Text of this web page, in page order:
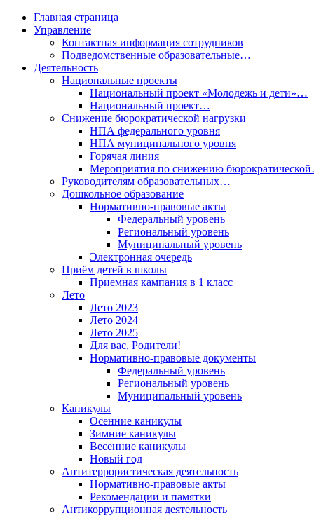
Главная страница
Управление
Контактная информация сотрудников
Подведомственные образовательные…
Деятельность
Национальные проекты
Национальный проект «Молодежь и дети»…
Национальный проект…
Снижение бюрократической нагрузки
НПА федерального уровня
НПА муниципального уровня
Горячая линия
Мероприятия по снижению
Руководителям образовательных…
Дошкольное образование
Нормативно-правовые акты
Федеральный уровень
Региональный уровень
Муниципальный уровень
Электронная очередь
Приём детей в школы
Приемная кампания в 1 класс
Лето
Лето 2023
Лето 2024
Лето 2025
Для вас, Родители!
Нормативно-правовые документы
Федеральный уровень
Региональный уровень
Муниципальный уровень
Каникулы
Осенние каникулы
Зимние каникулы
Весенние каникулы
Новый год
Антитеррористическая деятельность
Нормативно-правовые акты
Рекомендации и памятки
Антикоррупционная деятельность